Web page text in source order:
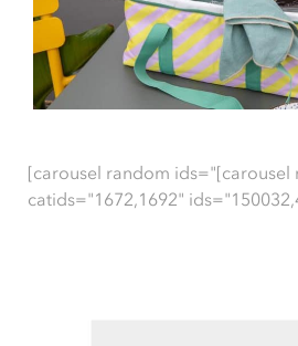
[carousel random ids="[carousel
catids="1672,1692"